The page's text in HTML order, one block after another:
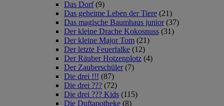
Das Dorf (9)
Das geheime Leben der Tiere (21)
Das magische Baumhaus junior (37)
Der kleine Drache Kokosnuss (31)
Der kleine Major Tom (21)
Der letzte Feuerfalke (12)
Der Räuber Hotzenplotz (4)
Der Zauberschüler (7)
Die drei !!! (87)
Die drei ??? (72)
Die drei ??? Kids (115)
Die Duftapotheke (8)